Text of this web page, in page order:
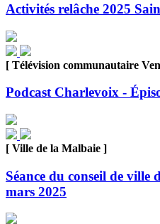
Activités relâche 2025
[ Télévision communautaire
Podcast Charlevoix -
[ Ville de la Malbaie ]
Séance du conseil de
mars 2025